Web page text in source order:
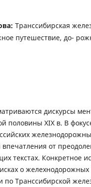
Транссибирская
путешествие, до-
дискурсы
половины XIX в. В
впечатления от
текстах. Конкретное
о желехнодорожных
по Транссибирской